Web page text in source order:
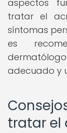
aspectos
tratar el
síntomas
es
adecuado y
tratar el